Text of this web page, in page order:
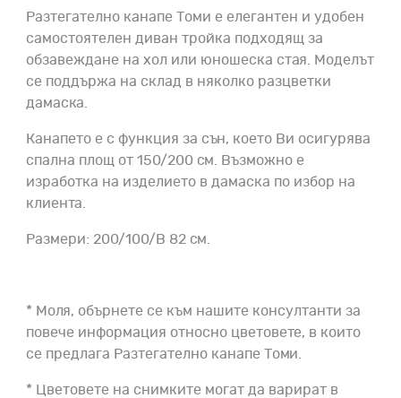
Разтегателно канапе Томи е елегантен и удобен
самостоятелен диван тройка подходящ за
обзавеждане на хол или юношеска стая. Моделът
се поддържа на склад в няколко разцветки
дамаска.
Канапето е с функция за сън, което Ви осигурява
спална площ от 150/200 см. Възможно е
изработка на изделието в дамаска по избор на
клиента.
Размери: 200/100/В 82 см.
* Моля, обърнете се към нашите консултанти за
повече информация относно цветовете, в които
се предлага Разтегателно канапе Томи.
* Цветовете на снимките могат да варират в